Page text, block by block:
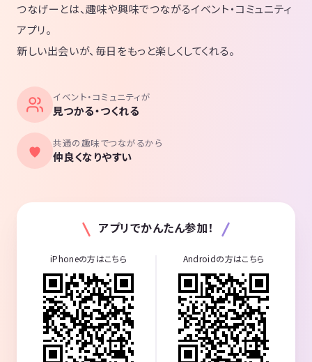
つなげーとは、趣味や興味でつながるイベント・コミュニティ
アプリ。
新しい出会いが、毎日をもっと楽しくしてくれる。
イベント・コミュニティが
見つかる・つくれる
共通の趣味でつながるから
仲良くなりやすい
アプリでかんたん参加！
iPhoneの方はこちら Androidの方はこちら